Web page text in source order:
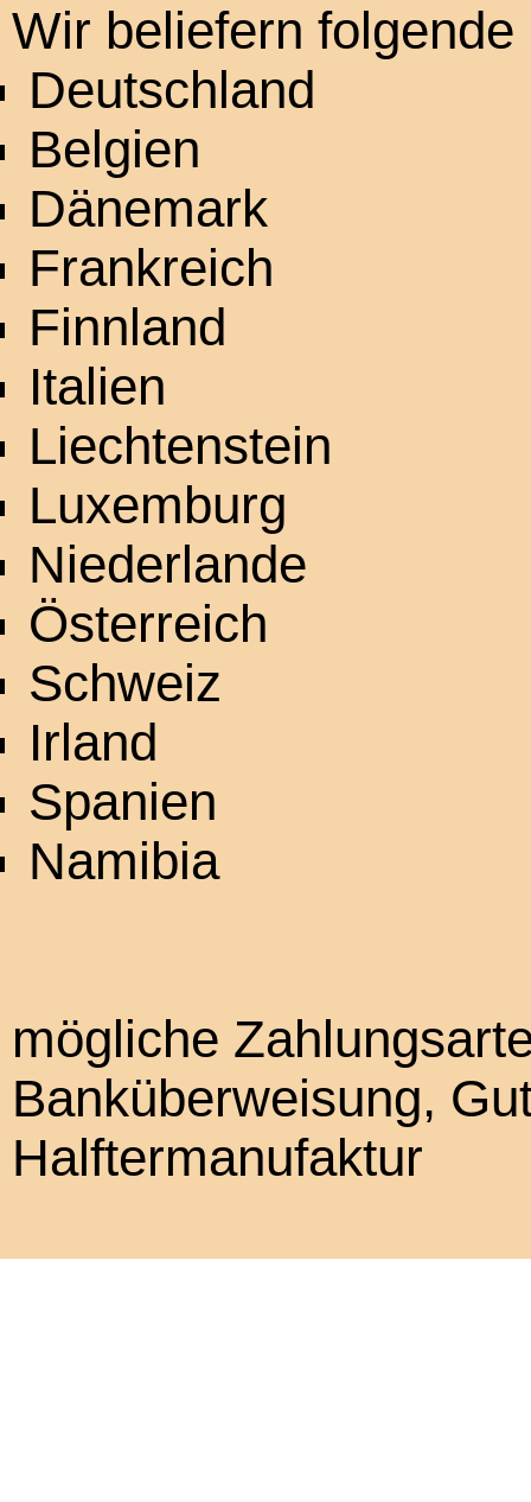
Wir beliefern folgende
Deutschland
Belgien
Dänemark
Frankreich
Finnland
Italien
Liechtenstein
Luxemburg
Niederlande
Österreich
Schweiz
Irland
Spanien
Namibia
mögliche
Banküberweisung,
Halftermanufaktur